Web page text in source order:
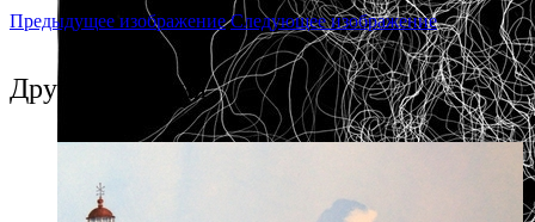
Предыдущее изображение Следующее изображение
Другие события